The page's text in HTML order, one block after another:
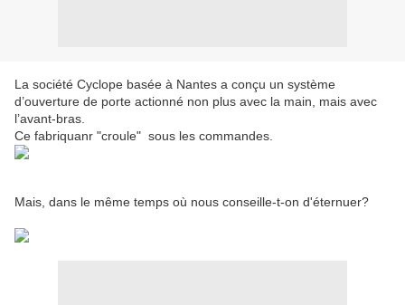
La société Cyclope basée à Nantes a conçu un système
d’ouverture de porte actionné non plus avec la main, mais avec
l’avant-bras.
Ce fabriquanr "croule" sous les commandes.
Mais, dans le même temps où nous conseille-t-on d'éternuer?